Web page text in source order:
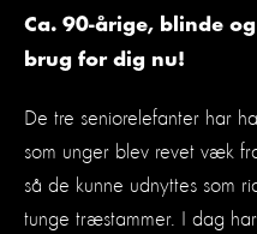
Ca. 90-årige, blinde
brug for dig nu!
De tre seniorelefanter har
som unger blev revet væk
så de kunne udnyttes som
tunge træstammer. I dag